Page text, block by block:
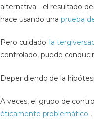
alternativa - el resultado
hace usando una prueba
Pero cuidado, la
controlado, puede
Dependiendo de la
A veces, el grupo de
éticamente problemático